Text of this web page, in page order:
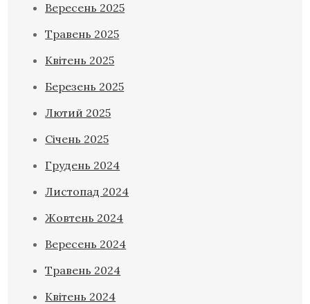
Вересень 2025
Травень 2025
Квітень 2025
Березень 2025
Лютий 2025
Січень 2025
Грудень 2024
Листопад 2024
Жовтень 2024
Вересень 2024
Травень 2024
Квітень 2024